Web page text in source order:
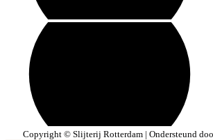
Copyright © Slijterij Rotterdam | Ondersteund